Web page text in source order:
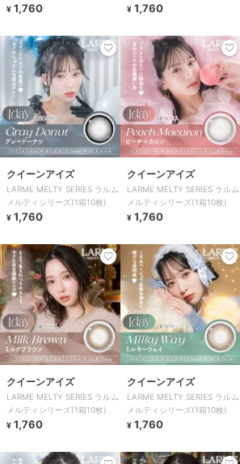
¥ 1,760
¥ 1,760
クイーンアイズ
LARME MELTY SERIES ラルム
メルティシリーズ(1箱10枚)
¥ 1,760
クイーンアイズ
LARME MELTY SERIES ラルム
メルティシリーズ(1箱10枚)
¥ 1,760
クイーンアイズ
LARME MELTY SERIES ラルム
メルティシリーズ(1箱10枚)
¥ 1,760
クイーンアイズ
LARME MELTY SERIES ラルム
メルティシリーズ(1箱10枚)
¥ 1,760